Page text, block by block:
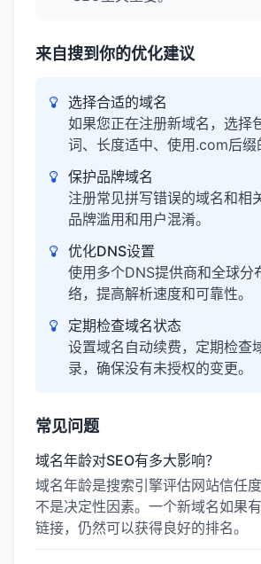
来自搜到你的优化建议
选择合适的域名
如果您正在注册新域名，选择
词、长度适中、使用.com后缀
保护品牌域名
注册常见拼写错误的域名和相
品牌滥用和用户混淆。
优化DNS设置
使用多个DNS提供商和全球分
络，提高解析速度和可靠性。
定期检查域名状态
设置域名自动续费，定期检查
录，确保没有未授权的变更。
常见问题
域名年龄对SEO有多大影响？
域名年龄是搜索引擎评估网站信任
不是决定性因素。一个新域名如果
链接，仍然可以获得良好的排名。